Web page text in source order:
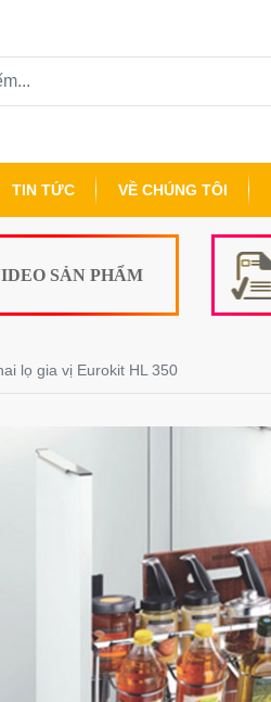
TIN TỨC VỀ CHÚNG TÔI
SẢN PHẨM
lọ gia vị Eurokit HL 350